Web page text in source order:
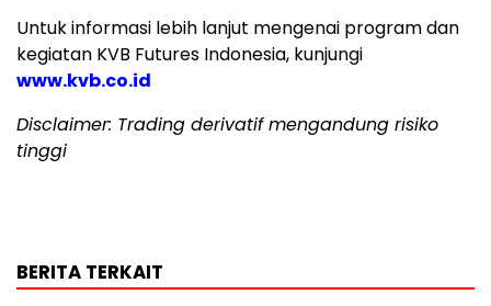
Untuk informasi lebih lanjut mengenai program dan
kegiatan KVB Futures Indonesia, kunjungi
www.kvb.co.id
Disclaimer: Trading derivatif mengandung risiko
tinggi
BERITA TERKAIT